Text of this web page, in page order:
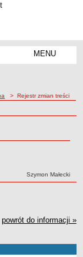
MENU
> Rejestr zmian treści
Autor:
Szymon Małecki
powrót do informacji »